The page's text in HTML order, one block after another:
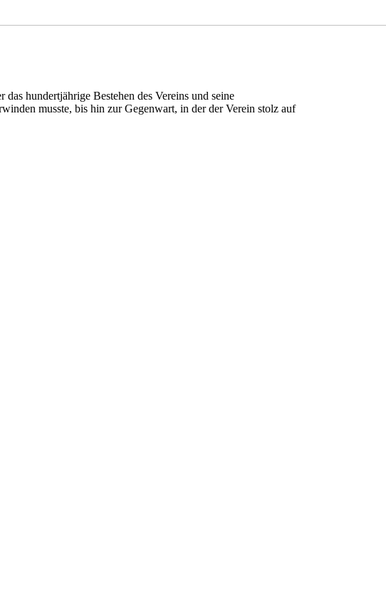
hundertjährige Bestehen des Vereins und seine
musste, bis hin zur Gegenwart, in der der Verein stolz auf